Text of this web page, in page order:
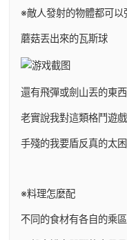
※敵人發射的物體都可以
蘑菇丟出來的瓦斯球
還有飛彈或劍山丟的東
老實說我對這類格鬥遊
手殘的我要盾反真的太
※料理怎麼配
不同的食材有各自的乘區